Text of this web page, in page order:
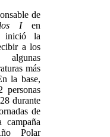
de
Ien
inició la
a los
más
la base,
personas
durante
de
campaña
Polar